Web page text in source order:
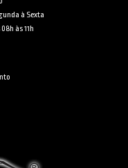
à Sexta
às 11h